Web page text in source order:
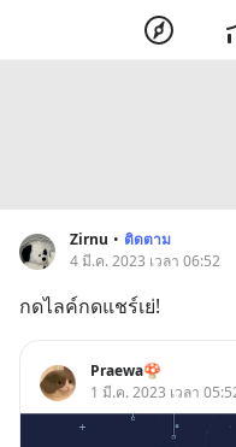
Zirnu • ติดตาม
4 มี.ค. 2023 เวลา 06:52
กดไลค์กดแชร์เย่!
Praewa🍄
1 มี.ค. 2023 เวลา